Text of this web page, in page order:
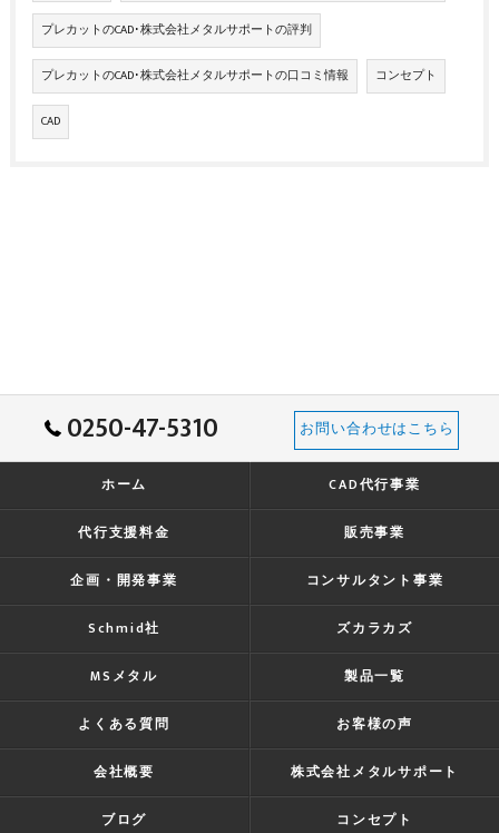
プレカットのCAD･株式会社メタルサポートの評判
プレカットのCAD･株式会社メタルサポートの口コミ情報 コンセプト
CAD
0250-47-5310 お問い合わせはこちら
ホーム CAD代行事業
代行支援料金 販売事業
企画・開発事業 コンサルタント事業
Schmid社 ズカラカズ
MSメタル 製品一覧
よくある質問 お客様の声
会社概要 株式会社メタルサポート
ブログ コンセプト